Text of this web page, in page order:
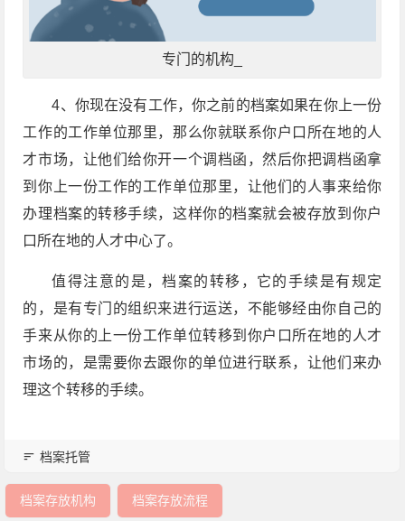
专门的机构_
4、你现在没有工作，你之前的档案如果在你上一份
工作的工作单位那里，那么你就联系你户口所在地的人
才市场，让他们给你开一个调档函，然后你把调档函拿
到你上一份工作的工作单位那里，让他们的人事来给你
办理档案的转移手续，这样你的档案就会被存放到你户
口所在地的人才中心了。
值得注意的是，档案的转移，它的手续是有规定
的，是有专门的组织来进行运送，不能够经由你自己的
手来从你的上一份工作单位转移到你户口所在地的人才
市场的，是需要你去跟你的单位进行联系，让他们来办
理这个转移的手续。
档案托管
档案存放机构 档案存放流程